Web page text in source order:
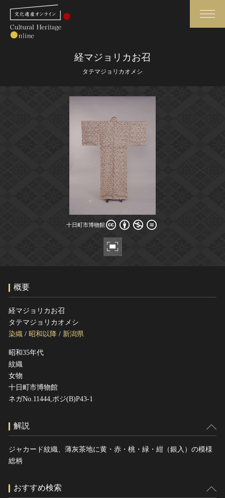
さらに詳細検索
全国の美術館・博物館
媒体資料・関連記事等
博物館、美術館の皆さまへ
文化庁よりご挨拶
今月のみどころ
お知らせ一覧
ヘルプ
このサイトについて
サイトのご意見はこちら
文化遺産データベース
経マジョリカお召
タテマジョリカオメシ
十日町市博物館
十日町市博物館
概要
経マジョリカお召
タテマジョリカオメシ
染織 / 昭和以降 / 新潟県
昭和35年代
紋織
女物
十日町市博物館
ネガNo.11444,ポジ(B)P43-1
解説
ジャカード紋織、薄灰茶地に黄・赤・桃・緑・紺（銀入）の模様
総柄
おすすめ検索